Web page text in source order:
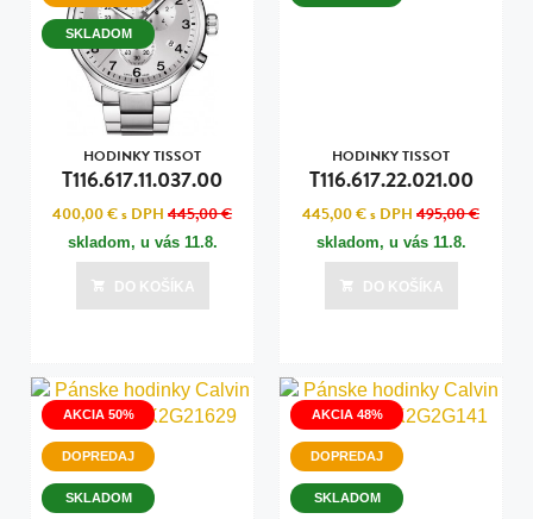
SKLADOM
HODINKY TISSOT
T116.617.11.037.00
400,00 €s DPH 445,00 €
skladom, u vás 11.8.
DO KOŠÍKA
HODINKY TISSOT
T116.617.22.021.00
445,00 €s DPH 495,00 €
skladom, u vás 11.8.
DO KOŠÍKA
AKCIA 50%
DOPREDAJ
SKLADOM
AKCIA 48%
DOPREDAJ
SKLADOM